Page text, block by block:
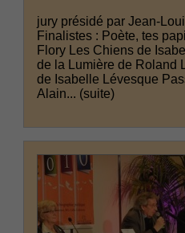
jury présidé par Jean-
Finalistes : Poète, tes
Flory Les Chiens de
de la Lumière de Roland
de Isabelle Lévesque
Alain... (suite)